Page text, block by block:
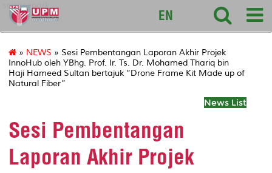
sciencepark
EN
» NEWS » Sesi Pembentangan Laporan Akhir Projek
InnoHub oleh YBhg. Prof. Ir. Ts. Dr. Mohamed Thariq bin
Haji Hameed Sultan bertajuk “Drone Frame Kit Made up of
Natural Fiber”
News List
Sesi Pembentangan
Laporan Akhir Projek